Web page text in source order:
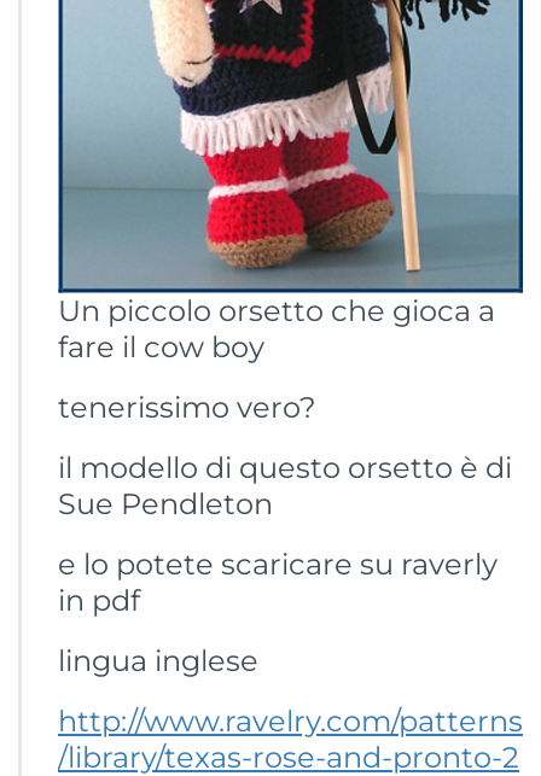
Un piccolo orsetto che gioca a
fare il cow boy
tenerissimo vero?
il modello di questo orsetto è di
Sue Pendleton
e lo potete scaricare su raverly
in pdf
lingua inglese
http://www.ravelry.com/patterns
/library/texas-rose-and-pronto-2